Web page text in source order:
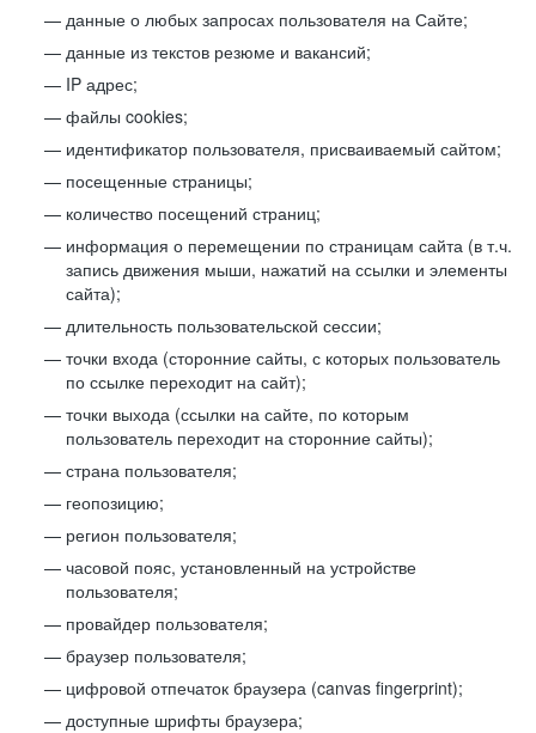
данные о любых запросах пользователя на Сайте;
данные из текстов резюме и вакансий;
IP адрес;
файлы cookies;
идентификатор пользователя, присваиваемый сайтом;
посещенные страницы;
количество посещений страниц;
информация о перемещении по страницам сайта (в т.ч.
запись движения мыши, нажатий на ссылки и элементы
сайта);
длительность пользовательской сессии;
точки входа (сторонние сайты, с которых пользователь
по ссылке переходит на сайт);
точки выхода (ссылки на сайте, по которым
пользователь переходит на сторонние сайты);
страна пользователя;
геопозицию;
регион пользователя;
часовой пояс, установленный на устройстве
пользователя;
провайдер пользователя;
браузер пользователя;
цифровой отпечаток браузера (canvas fingerprint);
доступные шрифты браузера;